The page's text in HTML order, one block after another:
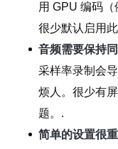
用 GPU 编码
很少默认启用
音频需要保持
采样率录制会
烦人。很少有
题。.
简单的设置很